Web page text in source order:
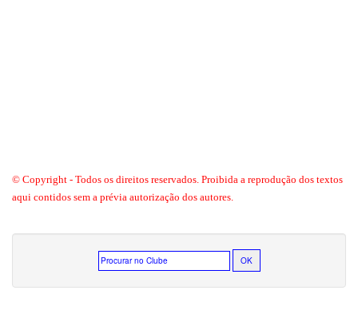
© Copyright - Todos os direitos reservados. Proibida a reprodução dos textos
aqui contidos sem a prévia autorização dos autores.